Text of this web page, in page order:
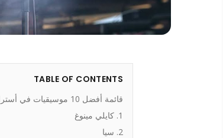
TABLE OF CONTENTS
قائمة أفضل 10 موسيقيات في أستراليا 2025
1. كايلي مينوغ
2. سيا